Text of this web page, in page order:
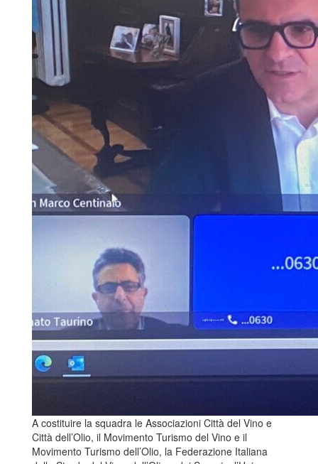
A costituire la squadra le Associazioni Città del Vino e
Città dell’Olio, il Movimento Turismo del Vino e il
Movimento Turismo dell’Olio, la Federazione Italiana